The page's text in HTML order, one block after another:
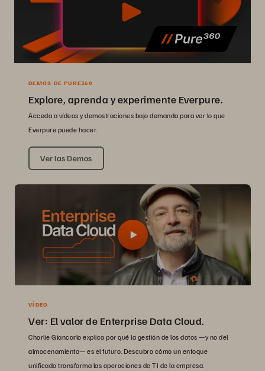
DEMOS DE PURE360
Explore, aprenda y experimente Everpure.
Acceda a vídeos y demostraciones bajo demanda para ver lo que
Everpure puede hacer.
Ver las Demos
VÍDEO
Ver: El valor de Enterprise Data Cloud.
Charlie Giancarlo explica por qué la gestión de los datos —y no del
almacenamiento— es el futuro. Descubra cómo un enfoque
unificado transforma las operaciones de TI de la empresa.